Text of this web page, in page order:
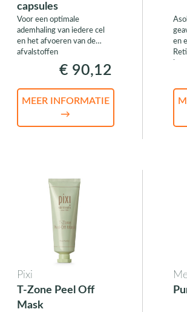
capsules
Voor een optimale
ademhaling van iedere cel
en het afvoeren van de
afvalstoffen
€ 90,12
MEER INFORMATIE
→
en
in
Pixi
T-Zone Peel Off
Mask